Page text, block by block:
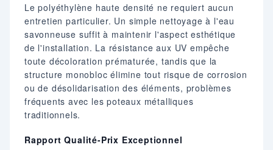
Le polyéthylène haute densité ne requiert aucun
entretien particulier. Un simple nettoyage à l'eau
savonneuse suffit à maintenir l'aspect esthétique
de l'installation. La résistance aux UV empêche
toute décoloration prématurée, tandis que la
structure monobloc élimine tout risque de corrosion
ou de désolidarisation des éléments, problèmes
fréquents avec les poteaux métalliques
traditionnels.
Rapport Qualité-Prix Exceptionnel